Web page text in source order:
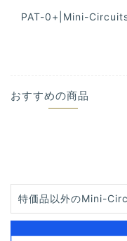
PAT-0+|Mini-
おすすめの商品
特価品以外のMini-